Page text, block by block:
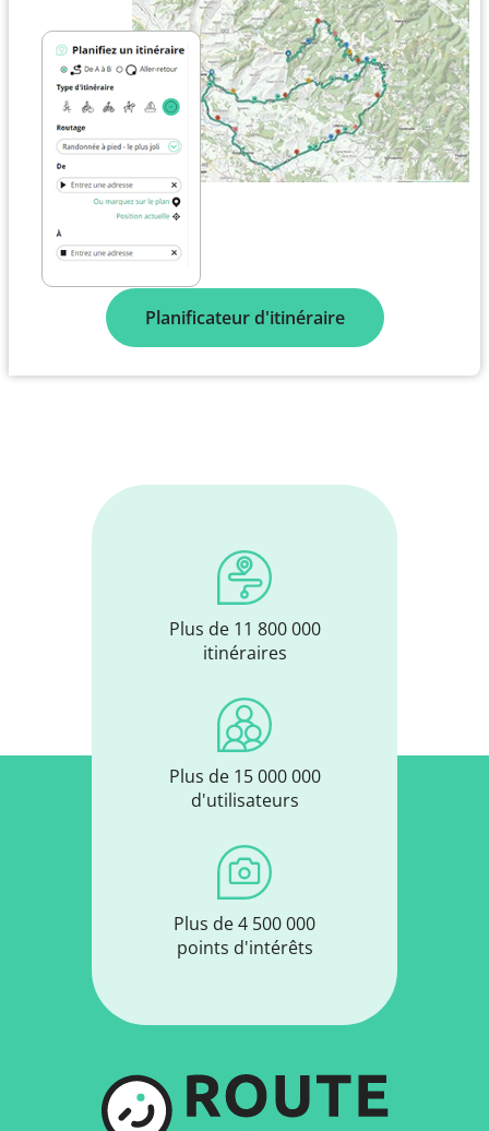
Planificateur d'itinéraire
Plus de 11 800 000
itinéraires
Plus de 15 000 000
d'utilisateurs
Plus de 4 500 000
points d'intérêts